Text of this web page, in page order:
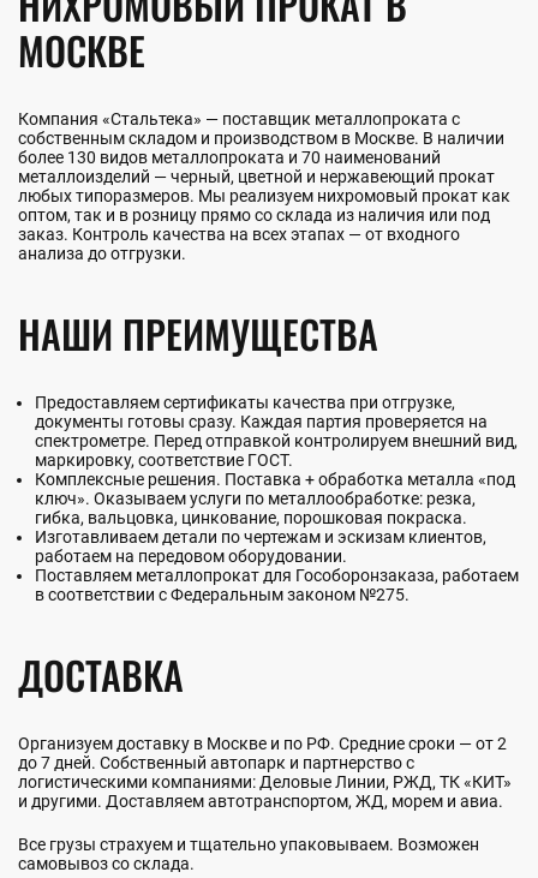
МОСКВЕ
Компания «Стальтека» — поставщик металлопроката с
собственным складом и производством в Москве. В наличии
более 130 видов металлопроката и 70 наименований
металлоизделий — черный, цветной и нержавеющий прокат
любых типоразмеров. Мы реализуем нихромовый прокат как
оптом, так и в розницу прямо со склада из наличия или под
заказ. Контроль качества на всех этапах — от входного
анализа до отгрузки.
НАШИ ПРЕИМУЩЕСТВА
Предоставляем сертификаты качества при отгрузке,
документы готовы сразу. Каждая партия проверяется на
спектрометре. Перед отправкой контролируем внешний вид,
маркировку, соответствие ГОСТ.
Комплексные решения. Поставка + обработка металла «под
ключ». Оказываем услуги по металлообработке: резка,
гибка, вальцовка, цинкование, порошковая покраска.
Изготавливаем детали по чертежам и эскизам клиентов,
работаем на передовом оборудовании.
Поставляем металлопрокат для Гособоронзаказа, работаем
в соответствии с Федеральным законом №275.
ДОСТАВКА
Организуем доставку в Москве и по РФ. Средние сроки — от 2
до 7 дней. Собственный автопарк и партнерство с
логистическими компаниями: Деловые Линии, РЖД, ТК «КИТ»
и другими. Доставляем автотранспортом, ЖД, морем и авиа.
Все грузы страхуем и тщательно упаковываем. Возможен
самовывоз со склада.